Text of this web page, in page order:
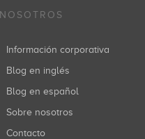
NOSOTROS
Información corporativa
Blog en inglés
Blog en español
Sobre nosotros
Contacto